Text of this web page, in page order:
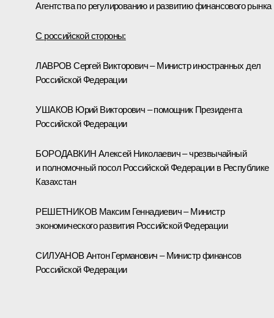
Агентства по регулированию и развитию финансового рынка
С российской стороны:
ЛАВРОВ Сергей Викторович – Министр иностранных дел
Российской Федерации
УШАКОВ Юрий Викторович – помощник Президента
Российской Федерации
БОРОДАВКИН Алексей Николаевич – чрезвычайный
и полномочный посол Российской Федерации в Республике
Казахстан
РЕШЕТНИКОВ Максим Геннадиевич – Министр
экономического развития Российской Федерации
СИЛУАНОВ Антон Германович – Министр финансов
Российской Федерации